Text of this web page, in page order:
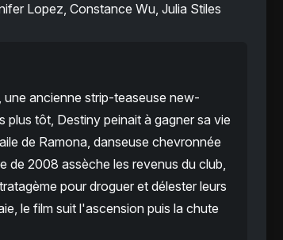
Lopez, Constance Wu, Julia Stiles
une ancienne strip-teaseuse new-
plus tôt, Destiny peinait à gagner sa vie
de Ramona, danseuse chevronnée
de 2008 assèche les revenus du club,
pour droguer et délester leurs
le film suit l'ascension puis la chute